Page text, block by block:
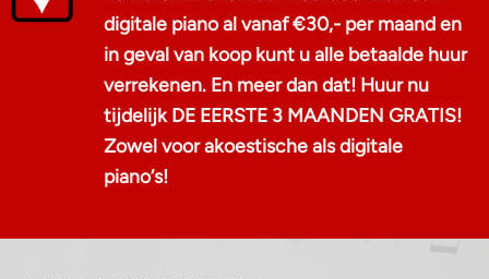
digitale piano al vanaf €30,- per maand en
in geval van koop kunt u alle betaalde huur
verrekenen. En meer dan dat! Huur nu
tijdelijk DE EERSTE 3 MAANDEN GRATIS!
Zowel voor akoestische als digitale
piano‘s!